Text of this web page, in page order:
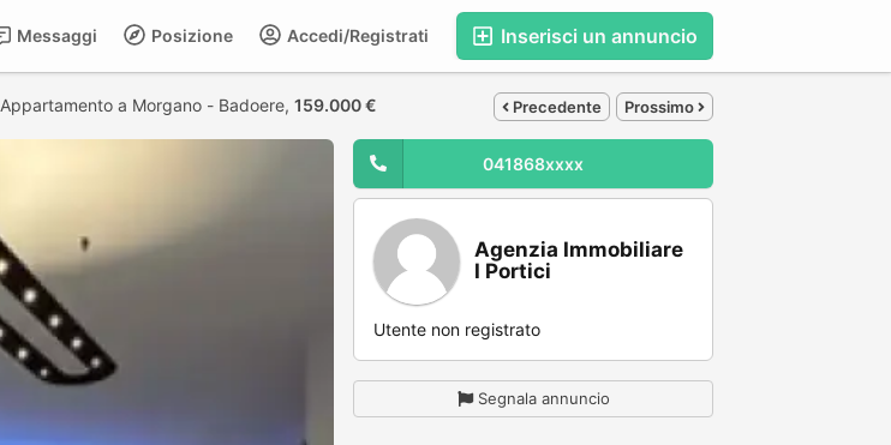
Inserisci un annuncio
Accedi/Registrati
Posizione
Messaggi
Appartamento a Morgano - Badoere, 159.000 € Precedente Prossimo
041868xxxx
Agenzia Immobiliare
I Portici
Utente non registrato
Segnala annuncio